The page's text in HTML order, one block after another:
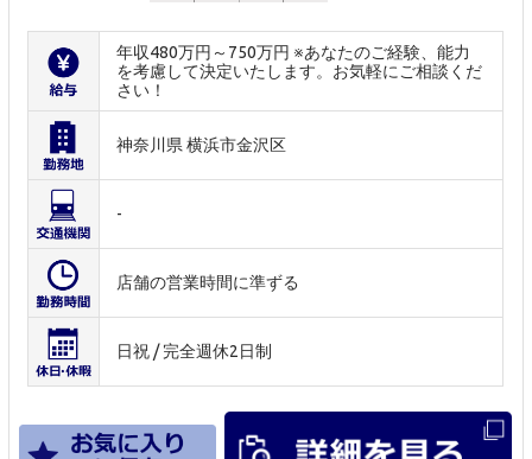
年収480万円～750万円 ※あなたのご経験、能力
を考慮して決定いたします。お気軽にご相談くだ
さい！
神奈川県 横浜市金沢区
-
店舗の営業時間に準ずる
日祝 / 完全週休2日制